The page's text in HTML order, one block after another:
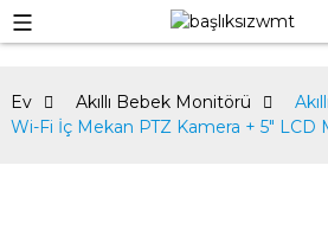
Ev Akıllı Bebek Monitörü
Wi-Fi İç Mekan PTZ Kamera + 5″ LCD